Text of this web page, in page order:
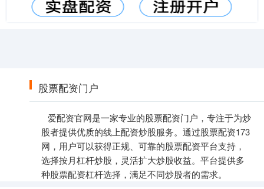
股票配资门户
爱配资官网是一家专业的股票配资门户，专注于为炒
股者提供优质的线上配资炒股服务。通过股票配资173
网，用户可以获得正规、可靠的股票配资平台支持，
选择按月杠杆炒股，灵活扩大炒股收益。平台提供多
种股票配资杠杆选择，满足不同炒股者的需求。